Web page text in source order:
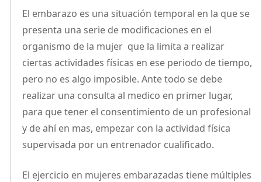
El embarazo es una situación temporal en la que se
presenta una serie de modificaciones en el
organismo de la mujer que la limita a realizar
ciertas actividades físicas en ese periodo de tiempo,
pero no es algo imposible. Ante todo se debe
realizar una consulta al medico en primer lugar,
para que tener el consentimiento de un profesional
y de ahí en mas, empezar con la actividad física
supervisada por un entrenador cualificado.
El ejercicio en mujeres embarazadas tiene múltiples